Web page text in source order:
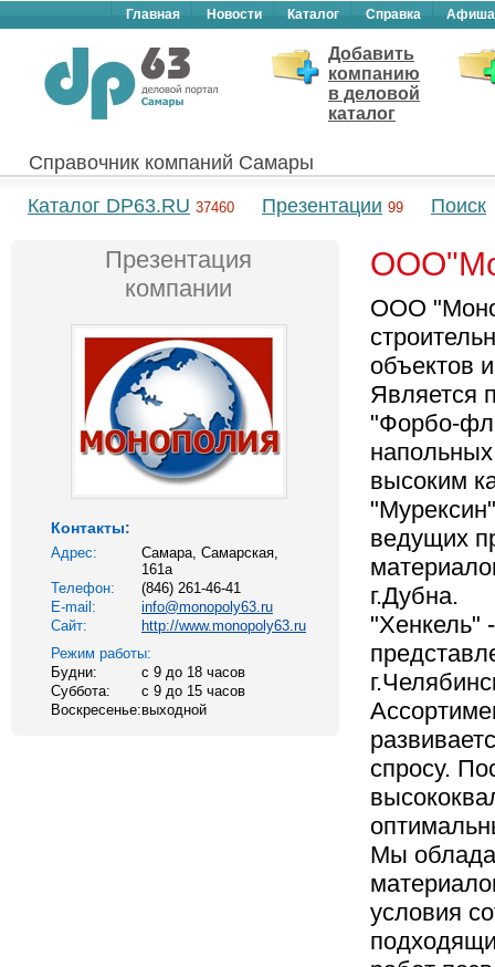
Главная Новости Каталог Справка Афиша
Добавить
компанию
в деловой
каталог
Справочник компаний Самары
Каталог DP63.RU 37460 Презентации 99 Поиск
Презентация
компании
Контакты:
Адрес:
Самара, Самарская,
161а
Телефон:
(846) 261-46-41
E-mail:
info@monopoly63.ru
Сайт:
http://www.monopoly63.ru
Режим работы:
Будни:
c 9 до 18 часов
Суббота:
с 9 до 15 часов
Воскресенье:выходной
ООО
объектов
Является
"Форбо-
высоким
ведущих
г.Дубна.
"Хенкель"
спросу.
Мы
условия